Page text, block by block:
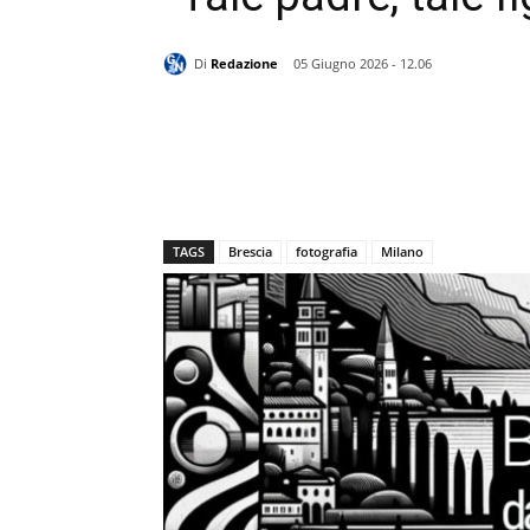
Di Redazione 05 Giugno 2026 - 12.06
TAGS Brescia fotografia Milano